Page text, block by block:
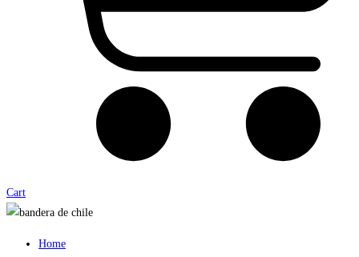
Cart
Home